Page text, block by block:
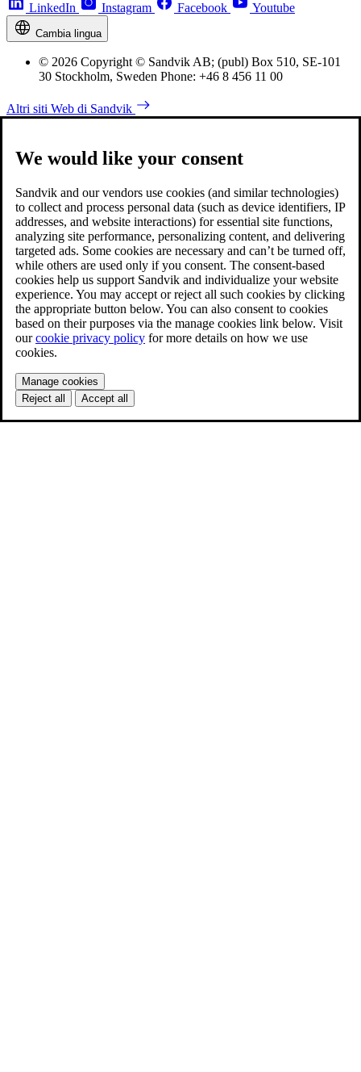
LinkedIn Instagram Facebook Youtube
Cambia lingua
© 2026 Copyright © Sandvik AB; (publ) Box 510, SE-101
30 Stockholm, Sweden Phone: +46 8 456 11 00
Altri siti Web di Sandvik
We would like your consent
Sandvik and our vendors use cookies (and similar technologies)
to collect and process personal data (such as device identifiers, IP
addresses, and website interactions) for essential site functions,
analyzing site performance, personalizing content, and delivering
targeted ads. Some cookies are necessary and can’t be turned off,
while others are used only if you consent. The consent-based
cookies help us support Sandvik and individualize your website
experience. You may accept or reject all such cookies by clicking
the appropriate button below. You can also consent to cookies
based on their purposes via the manage cookies link below. Visit
ourcookie privacy policy for more details on how we use
cookies.
Manage cookies
Reject all
Accept all